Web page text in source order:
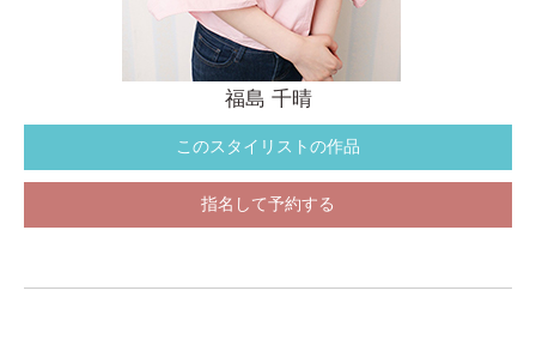
福島 千晴
このスタイリストの作品
指名して予約する